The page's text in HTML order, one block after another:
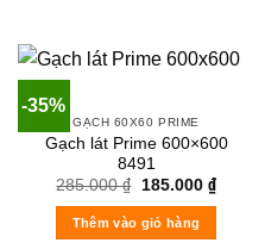
-35%
GẠCH 60X60 PRIME
Gạch lát Prime 600×600
8491
285.000₫
Original
was:
285.000 ₫.
185.000 ₫Current
price
Thêm vào giỏ hàng